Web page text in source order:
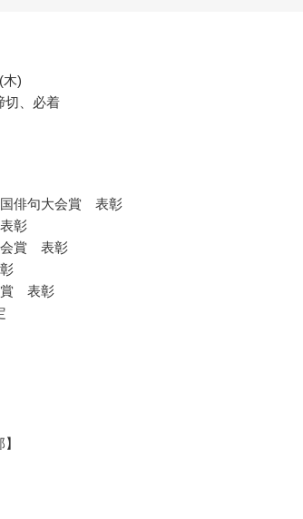
木)
切、必着
俳句大会賞 表彰
彰
会賞 表彰
賞 表彰